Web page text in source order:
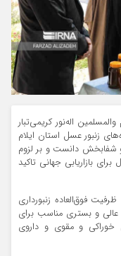
اله‌نور کریمی‌تبار
زنبور عسل استان ایلام
و شفابخش دانست و بر لزوم
بازاریابی جهانی تاکید
فوق‌العاده زنبورداری
عالی و بستری مناسب برای
خوراکی و مقوی و داروی